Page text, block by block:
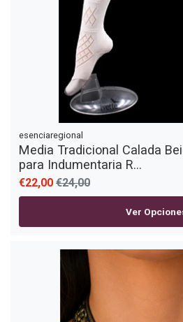
esenciaregional
Media Tradicional Calada
para Indumentaria R...
€22,00 €24,00
Ver